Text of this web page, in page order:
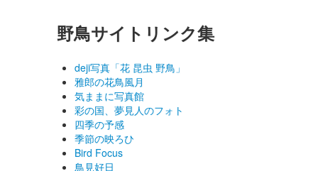
野鳥サイトリンク集
deji写真「花 昆虫 野鳥」
雅郎の花鳥風月
気ままに写真館
彩の国、夢見人のフォト
四季の予感
季節の映ろひ
Bird Focus
鳥見好日